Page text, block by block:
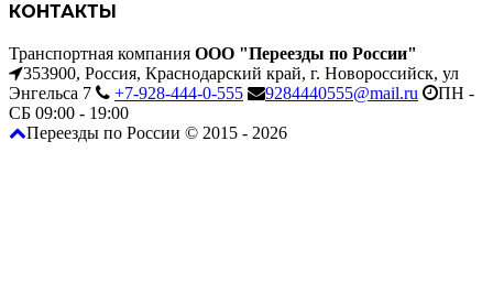
КОНТАКТЫ
Транспортная компания ООО "Переезды по России"
353900, Россия, Краснодарский край, г. Новороссийск, ул
Энгельса 7
+7-928-444-0-555 9284440555@mail.ru
ПН -
СБ 09:00 - 19:00
Переезды по России © 2015 - 2026